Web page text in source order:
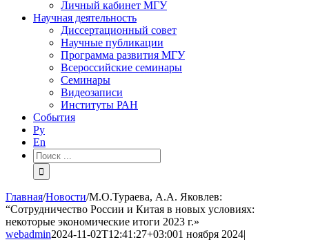
Личный кабинет МГУ
Научная деятельность
Диссертационный совет
Научные публикации
Программа развития МГУ
Всероссийские семинары
Семинары
Видеозаписи
Институты РАН
События
Ру
En
Результат
поиска:
Главная/Новости/М.О.Тураева, А.А. Яковлев:
“Сотрудничество России и Китая в новых условиях:
некоторые экономические итоги 2023 г.»
webadmin2024-11-02T12:41:27+03:001 ноября 2024|